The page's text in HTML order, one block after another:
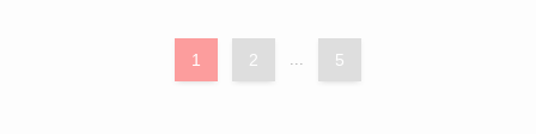
1 2 ... 5